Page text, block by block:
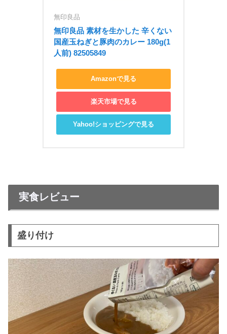
無印良品
無印良品 素材を生かした 辛くない
国産玉ねぎと豚肉のカレー 180g(1
人前) 82505849
Amazonで見る
楽天市場で見る
Yahoo!ショッピングで見る
実食レビュー
盛り付け